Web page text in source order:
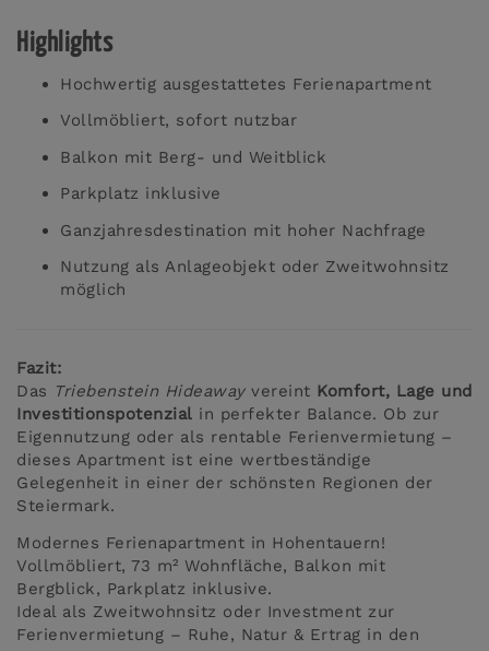
Highlights
Hochwertig ausgestattetes Ferienapartment
Vollmöbliert, sofort nutzbar
Balkon mit Berg- und Weitblick
Parkplatz inklusive
Ganzjahresdestination mit hoher Nachfrage
Nutzung als Anlageobjekt oder Zweitwohnsitz
möglich
Fazit:
Das Triebenstein Hideawayvereint Komfort, Lage und
Investitionspotenzial in perfekter Balance. Ob zur
Eigennutzung oder als rentable Ferienvermietung –
dieses Apartment ist eine wertbeständige
Gelegenheit in einer der schönsten Regionen der
Steiermark.
Modernes Ferienapartment in Hohentauern!
Vollmöbliert, 73 m² Wohnfläche, Balkon mit
Bergblick, Parkplatz inklusive.
Ideal als Zweitwohnsitz oder Investment zur
Ferienvermietung – Ruhe, Natur & Ertrag in den